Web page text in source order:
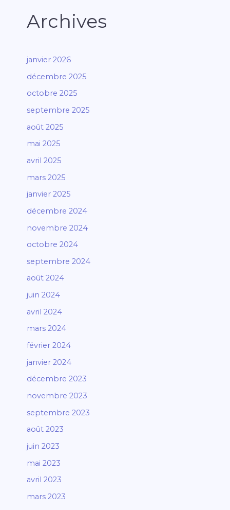
Archives
janvier 2026
décembre 2025
octobre 2025
septembre 2025
août 2025
mai 2025
avril 2025
mars 2025
janvier 2025
décembre 2024
novembre 2024
octobre 2024
septembre 2024
août 2024
juin 2024
avril 2024
mars 2024
février 2024
janvier 2024
décembre 2023
novembre 2023
septembre 2023
août 2023
juin 2023
mai 2023
avril 2023
mars 2023